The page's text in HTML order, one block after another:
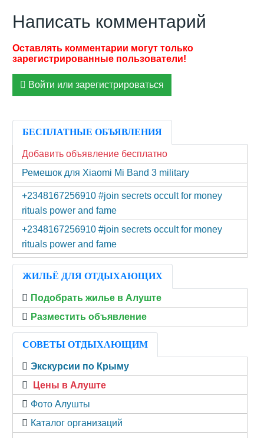
Написать комментарий
Войти или зарегистрироваться
БЕСПЛАТНЫЕ ОБЪЯВЛЕНИЯ
Добавить объявление бесплатно
Ремешок для Xiaomi Mi Band 3 military
+2348167256910 #join secrets occult for money
rituals power and fame
+2348167256910 #join secrets occult for money
rituals power and fame
ЖИЛЬЁ ДЛЯ ОТДЫХАЮЩИХ
Подобрать жилье в Алуште
Разместить объявление
СОВЕТЫ ОТДЫХАЮЩИМ
Экскурсии по Крыму
Цены в Алуште
Фото Алушты
Каталог организаций